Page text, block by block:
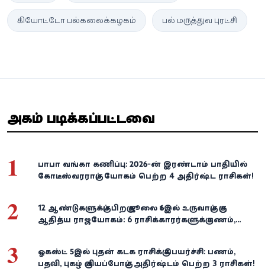
கியோட்டோ பல்கலைக்கழகம் பல் மருத்துவ புரட்சி
அதிகம் படிக்கப்பட்டவை
1
பாபா வங்கா கணிப்பு: 2026-ன் இரண்டாம் பாதியில்
கோடீஸ்வரராகும் யோகம் பெற்ற 4 அதிர்ஷ்ட ராசிகள்!
2
12 ஆண்டுகளுக்குப் பிறகு ஜூலை 16இல் உருவாகும் குரு
ஆதித்ய ராஜயோகம்: 6 ராசிக்காரர்களுக்கு பணம்,
3
ஓகஸ்ட் 5இல் புதன் கடக ராசிக்கு பெயர்ச்சி: பணம்,
பதவி, புகழ் குவியப்போகும் அதிர்ஷ்டம் பெற்ற 3 ராசிகள்!